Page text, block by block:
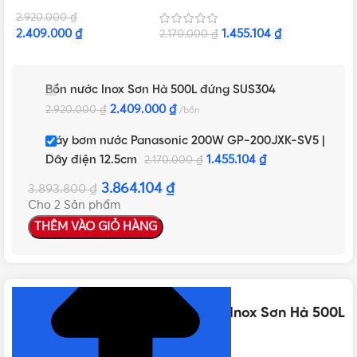
2.920.000₫
2.409.000 ₫
điện 12.5cm
2.170.000₫ 1.455.104 ₫
Bồn nước Inox Sơn Hà 500L đứng SUS304
2.920.000₫ 2.409.000 ₫ bồn
Máy bơm nước Panasonic 200W GP-200JXK-SV5 |
Dây điện 12.5cm
2.170.000₫ 1.455.104 ₫
3.893.800₫ 3.864.104 ₫
Cho 2 Sản phẩm
THÊM VÀO GIỎ HÀNG
Thông số kỹ thuật của Bồn nước Inox Sơn Hà 500L
đứng SUS304
NHẤN ĐỂ XEM TIẾP (THU GỌN)